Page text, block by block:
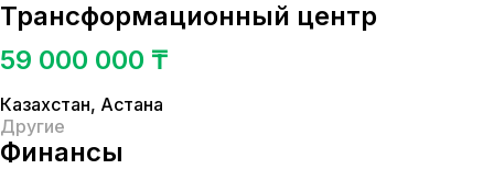
Трансформационный центр
59 000 000 ₸
Казахстан, Астана
Другие
Финансы